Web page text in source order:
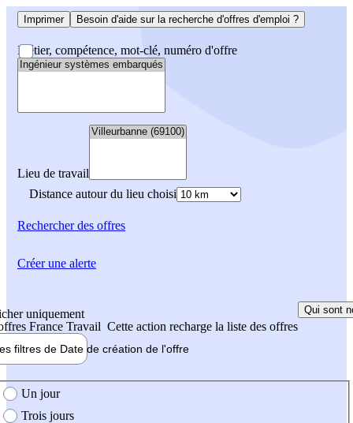
Imprimer Besoin d'aide sur la recherche d'offres d'emploi ?
Métier, compétence, mot-clé, numéro d'offre
Lieu de travail
Distance autour du lieu choisi
Rechercherdes offres
uniquement
France Travail Cette action recharge la liste des offres
Qui sont
filtres de Date de création de l'offre
création de l'offre
Un jour
Trois jours
Créer une alerte